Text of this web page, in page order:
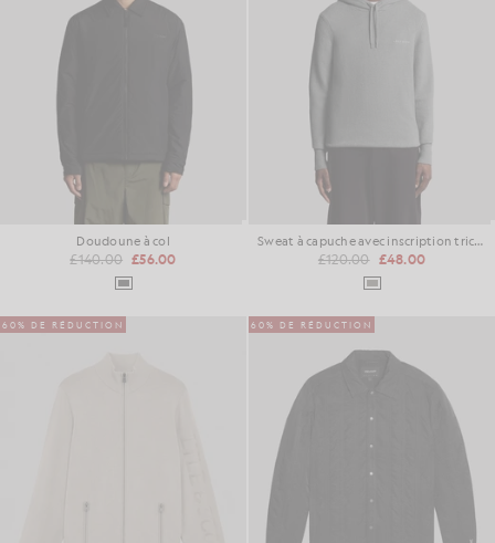
Doudoune à col
£140.00 £56.00
Sweat à capuche avec inscription tricotée
£120.00 £48.00
60% DE RÉDUCTION 60% DE RÉDUCTION